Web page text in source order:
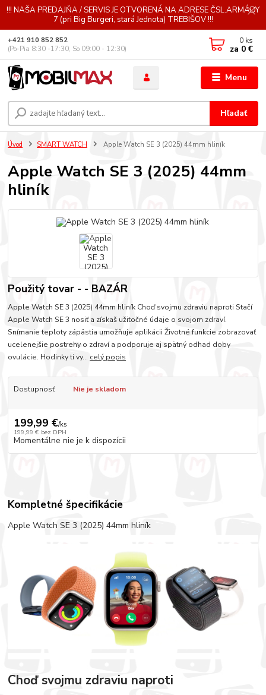
!!! NAŠA PREDAJŇA / SERVIS JE OTVORENÁ NA ADRESE ČSL.ARMÁDY
7 (pri Big Burgeri, stará Jednota) TREBIŠOV !!!
Menu
Hľadať
+421 910 852 852
(Po-Pia 8:30 -17:30, So 09:00 - 12:30)
0 ks
za 0 €
Úvod SMART WATCH Apple Watch SE 3 (2025) 44mm hliník
Apple Watch SE 3 (2025) 44mm
hliník
Použitý tovar - - BAZÁR
Apple Watch SE 3 (2025) 44mm hliník Choď svojmu zdraviu naproti Stačí
Apple Watch SE 3 nosiť a získaš užitočné údaje o svojom zdraví.
Snímanie teploty zápästia umožňuje aplikácii Životné funkcie zobrazovať
ucelenejšie postrehy o zdraví a podporuje aj spätný odhad doby
ovulácie. Hodinky ti vy... celý popis
Dostupnosť Nie je skladom
199,99 €/ks
199,99 € bez DPH
Momentálne nie je k dispozícii
Kompletné špecifikácie
Apple Watch SE 3 (2025) 44mm hliník
Choď svojmu zdraviu naproti